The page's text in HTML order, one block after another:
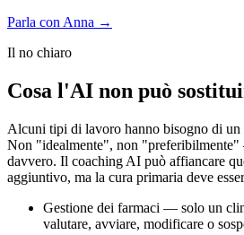
Parla con Anna →
Il no chiaro
Cosa l'AI non può
Alcuni tipi di lavoro hanno bisogno di
Non "idealmente", non
davvero. Il coaching AI può affiancare
aggiuntivo, ma la cura primaria deve
Gestione dei farmaci — solo un
valutare, avviare, modificare o